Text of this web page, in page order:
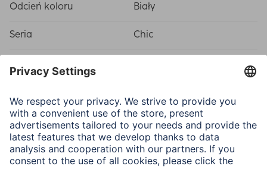
Odcień koloru Biały
Seria Chic
Materiał
Medium Density
Fiberboard (MDF)
Typ ramki Wood frame